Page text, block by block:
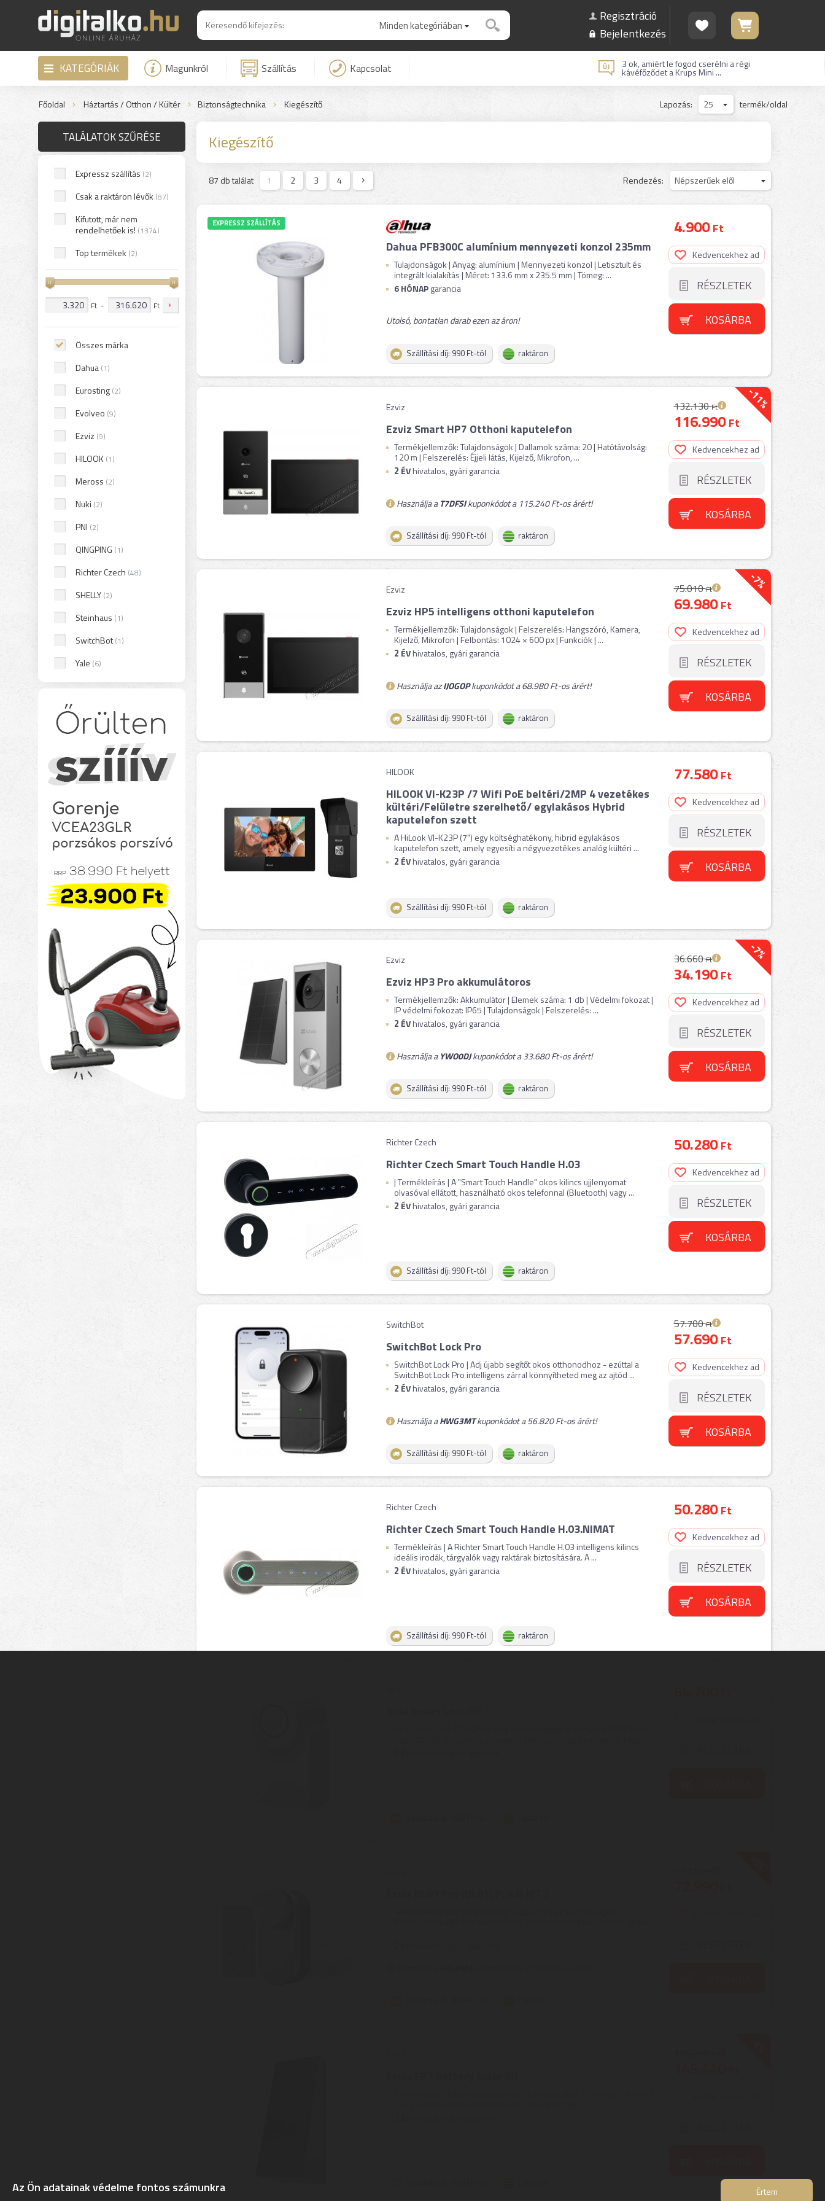
Minden kategóriában
Regisztráció
Bejelentkezés
KATEGÓRIÁK Magunkról Szállítás Kapcsolat 3 ok, amiért le fogod cserélni a régi
kávéfőződet a Krups Mini ...
Főoldal Háztartás / Otthon / Kültér Biztonságtechnika Kiegészítő termék/oldal
25
Lapozás:
TALÁLATOK SZŰRÉSE
Expressz szállítás (2)
Csak a raktáron lévők (87)
Kifutott, már nem
rendelhetőek is! (1374)
Top termékek (2)
Ft - Ft
Összes márka
Dahua (1)
Eurosting (2)
Evolveo (9)
Ezviz (9)
HILOOK (1)
Meross (2)
Nuki (2)
PNI (2)
QINGPING (1)
Richter Czech (48)
SHELLY (2)
Steinhaus (1)
SwitchBot(1)
Yale (6)
Kiegészítő
87 db találat 1 2 3 4 Népszerűek elől
Rendezés:
EXPRESSZ SZÁLLÍTÁS
Dahua PFB300C alumínium mennyezeti konzol 235mm
Tulajdonságok | Anyag: alumínium | Mennyezeti konzol | Letisztult és
integrált kialakítás | Méret: 133.6 mm x 235.5 mm | Tömeg: ...
6 HÓNAPgarancia
Utolsó, bontatlan darab ezen az áron!
Szállítási díj: 990 Ft-tól raktáron
4.900Ft
Kedvencekhez ad
RÉSZLETEK
KOSÁRBA
-11%
Ezviz
Ezviz Smart HP7 Otthoni kaputelefon
Termékjellemzők: Tulajdonságok | Dallamok száma: 20 | Hatótávolság:
120 m | Felszerelés: Éjjeli látás, Kijelző, Mikrofon, ...
2 ÉVhivatalos, gyári garancia
Használja aT7DFSIkuponkódot a 115.240 Ft-os árért!
Szállítási díj: 990 Ft-tól raktáron
132.130Ft
116.990Ft
Kedvencekhez ad
RÉSZLETEK
KOSÁRBA
-7%
Ezviz
Ezviz HP5 intelligens otthoni kaputelefon
Termékjellemzők: Tulajdonságok | Felszerelés: Hangszóró, Kamera,
Kijelző, Mikrofon | Felbontás: 1024 × 600 px | Funkciók | ...
2 ÉVhivatalos, gyári garancia
Használja azIJOGOPkuponkódot a 68.980 Ft-os árért!
Szállítási díj: 990 Ft-tól raktáron
75.010Ft
69.980Ft
Kedvencekhez ad
RÉSZLETEK
KOSÁRBA
HILOOK
HILOOK VI-K23P /7 Wifi PoE beltéri/2MP 4 vezetékes
kültéri/Felületre szerelhető/ egylakásos Hybrid
kaputelefon szett
A HiLook VI-K23P (7") egy költséghatékony, hibrid egylakásos
kaputelefon szett, amely egyesíti a négyvezetékes analóg kültéri ...
2 ÉVhivatalos, gyári garancia
Szállítási díj: 990 Ft-tól raktáron
77.580Ft
Kedvencekhez ad
RÉSZLETEK
KOSÁRBA
-7%
Ezviz
Ezviz HP3 Pro akkumulátoros
Termékjellemzők: Akkumulátor | Elemek száma: 1 db | Védelmi fokozat |
IP védelmi fokozat: IP65 | Tulajdonságok | Felszerelés: ...
2 ÉVhivatalos, gyári garancia
Használja aYWO0DJkuponkódot a 33.680 Ft-os árért!
Szállítási díj: 990 Ft-tól raktáron
36.660Ft
34.190Ft
Kedvencekhez ad
RÉSZLETEK
KOSÁRBA
Richter Czech
Richter Czech Smart Touch Handle H.03
| Termékleírás | A "Smart Touch Handle" okos kilincs ujjlenyomat
olvasóval ellátott, használható okos telefonnal (Bluetooth) vagy ...
2 ÉVhivatalos, gyári garancia
Szállítási díj: 990 Ft-tól raktáron
50.280Ft
Kedvencekhez ad
RÉSZLETEK
KOSÁRBA
SwitchBot
SwitchBot Lock Pro
SwitchBot Lock Pro | Adj újabb segítőt okos otthonodhoz - ezúttal a
SwitchBot Lock Pro intelligens zárral könnyítheted meg az ajtód ...
2 ÉVhivatalos, gyári garancia
Használja aHWG3MTkuponkódot a 56.820 Ft-os árért!
Szállítási díj: 990 Ft-tól raktáron
57.700Ft
57.690Ft
Kedvencekhez ad
RÉSZLETEK
KOSÁRBA
Richter Czech
Richter Czech Smart Touch Handle H.03.NIMAT
Termékleírás | A Richter Smart Touch Handle H.03 intelligens kilincs
ideális irodák, tárgyalók vagy raktárak biztosítására. A ...
2 ÉVhivatalos, gyári garancia
Szállítási díj: 990 Ft-tól raktáron
50.280Ft
Kedvencekhez ad
RÉSZLETEK
KOSÁRBA
Az Ön adatainak védelme fontos számunkra
Értem